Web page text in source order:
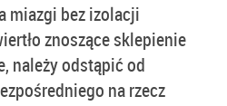
miazgi bez izolacji
znoszące sklepienie
należy odstąpić od
na rzecz